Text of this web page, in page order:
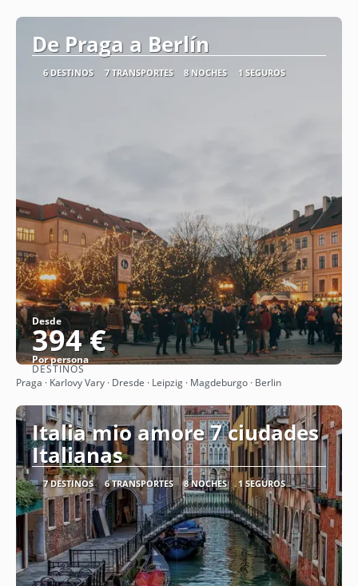
De Praga a Berlín
6 DESTINOS 7 TRANSPORTES 8 NOCHES 1 SEGUROS
Desde
394 €
Por persona
Ver
DESTINOS
Praga · Karlovy Vary · Dresde · Leipzig · Magdeburgo · Berlin
Italia mio amore 7 ciudades
Italianas
7 DESTINOS 6 TRANSPORTES 8 NOCHES 1 SEGUROS